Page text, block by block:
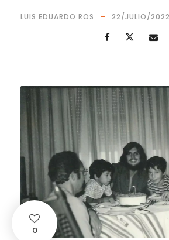
LUIS EDUARDO ROS 22/JULIO/2022
0